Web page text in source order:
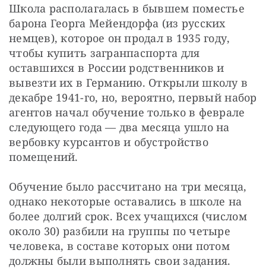
Школа располагалась в бывшем поместье
барона Георга Мейендорфа (из русских
немцев), которое он продал в 1935 году,
чтобы купить загранпаспорта для
оставшихся в России родственников и
вывезти их в Германию. Открыли школу в
декабре 1941-го, но, вероятно, первый набор
агентов начал обучение только в феврале
следующего года — два месяца ушло на
вербовку курсантов и обустройство
помещений.
Обучение было рассчитано на три месяца,
однако некоторые оставались в школе на
более долгий срок. Всех учащихся (числом
около 30) разбили на группы по четыре
человека, в составе которых они потом
должны были выполнять свои задания.